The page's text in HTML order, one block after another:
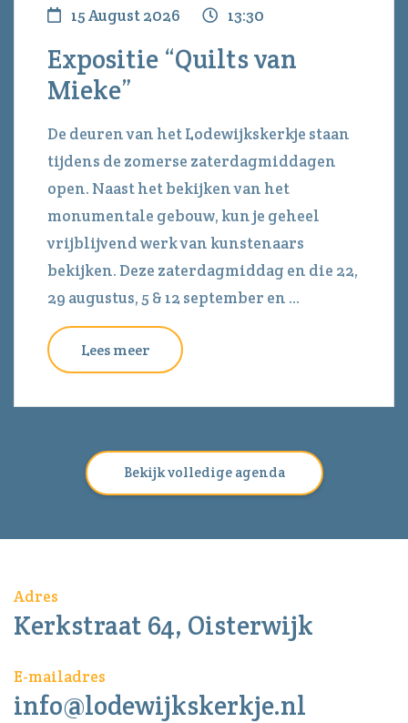
15 August 2026 13:30
Expositie “Quilts van
Mieke”
De deuren van het Lodewijkskerkje staan
tijdens de zomerse zaterdagmiddagen
open. Naast het bekijken van het
monumentale gebouw, kun je geheel
vrijblijvend werk van kunstenaars
bekijken. Deze zaterdagmiddag en die 22,
29 augustus, 5 & 12 september en ...
Lees meer
Bekijk volledige agenda
Adres
Kerkstraat 64, Oisterwijk
E-mailadres
info@lodewijkskerkje.nl